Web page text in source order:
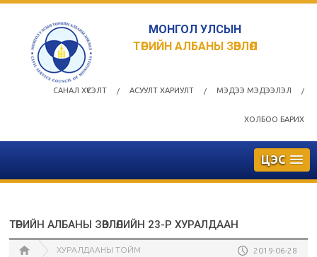
МОНГОЛ УЛСЫН
ТӨРИЙН АЛБАНЫ ЗӨВЛӨЛ
САНАЛ ХҮСЭЛТ / АСУУЛТ ХАРИУЛТ / МЭДЭЭ МЭДЭЭЛЭЛ /
ХОЛБОО БАРИХ
ЦЭС
ТӨРИЙН АЛБАНЫ ЗӨВЛӨЛИЙН 23-Р ХУРАЛДААН
ХУРАЛДААНЫ ТОЙМ 2019-06-28